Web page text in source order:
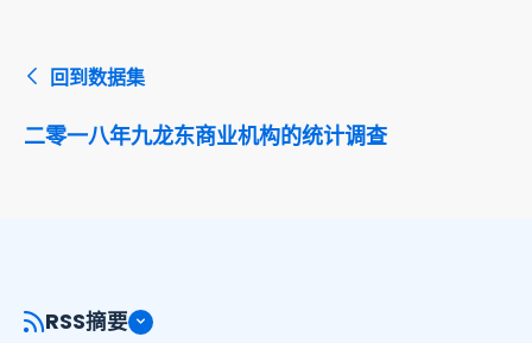
回到数据集
二零一八年九龙东商业机构的统计调查
RSS摘要